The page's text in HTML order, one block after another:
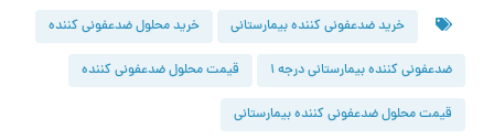
خرید ضدعفونی کننده بیمارستانی خرید محلول ضدعفونی کننده
ضدعفونی کننده بیمارستانی درجه 1 قیمت محلول ضدعفونی کننده
قیمت محلول ضدعفونی کننده بیمارستانی